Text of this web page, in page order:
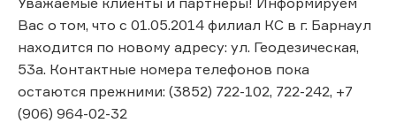
Вас о том, что с 01.05.2014 филиал КС в г. Барнаул
находится по новому адресу: ул. Геодезическая,
53а. Контактные номера телефонов пока
остаются прежними: (3852) 722-102, 722-242, +7
(906) 964-02-32